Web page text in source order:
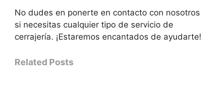
No dudes en ponerte en contacto con nosotros
si necesitas cualquier tipo de servicio de
cerrajería. ¡Estaremos encantados de ayudarte!
Related Posts